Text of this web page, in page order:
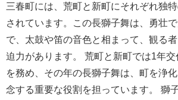
三春町には、荒町と新町にそれぞれ独
されています。この長獅子舞は、勇壮
で、太鼓や笛の音色と相まって、観る
迫力があります。 荒町と新町では1年
を務め、その年の長獅子舞は、町を浄
念する重要な役割を担っています。 獅